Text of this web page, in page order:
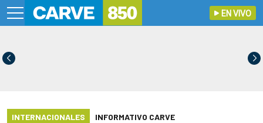
EN VIVO
INTERNACIONALES INFORMATIVO CARVE